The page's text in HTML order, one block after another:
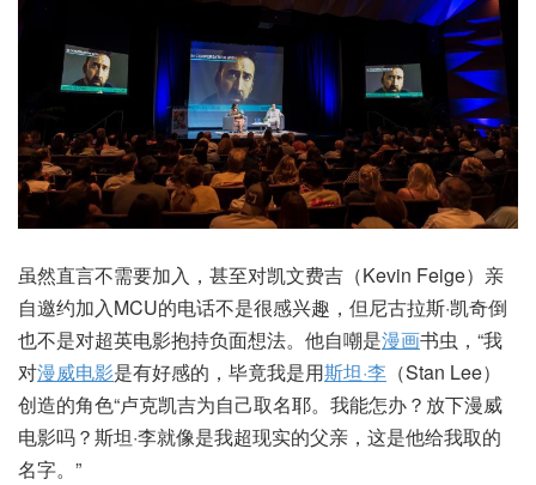
虽然直言不需要加入，甚至对凯文费吉（Kevin Feige）亲
自邀约加入MCU的电话不是很感兴趣，但尼古拉斯·凯奇倒
也不是对超英电影抱持负面想法。他自嘲是漫画书虫，“我
对漫威电影是有好感的，毕竟我是用斯坦·李 （Stan Lee）
创造的角色“卢克凯吉为自己取名耶。我能怎办？放下漫威
电影吗？斯坦·李就像是我超现实的父亲，这是他给我取的
名字。”